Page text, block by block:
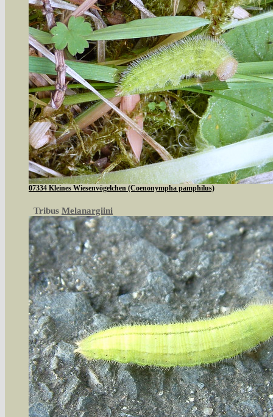
07334 Kleines Wiesenvögelchen (Coenonympha pamphilus)
Tribus Melanargiini